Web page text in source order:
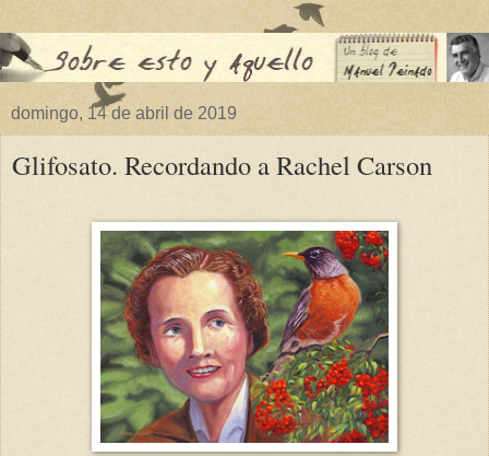
domingo, 14 de abril de 2019
Glifosato. Recordando a Rachel Carson